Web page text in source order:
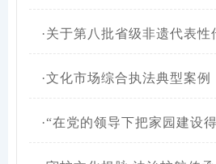
·关于第八批省级非遗代表性传
·文化市场综合执法典型案例
·“在党的领导下把家园建设得越来越美”习近平